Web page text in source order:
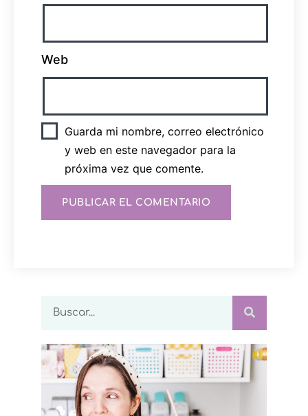
Web
Guarda mi nombre, correo electrónico
y web en este navegador para la
próxima vez que comente.